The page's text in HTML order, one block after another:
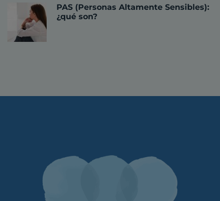
PAS (Personas Altamente Sensibles):
¿qué son?